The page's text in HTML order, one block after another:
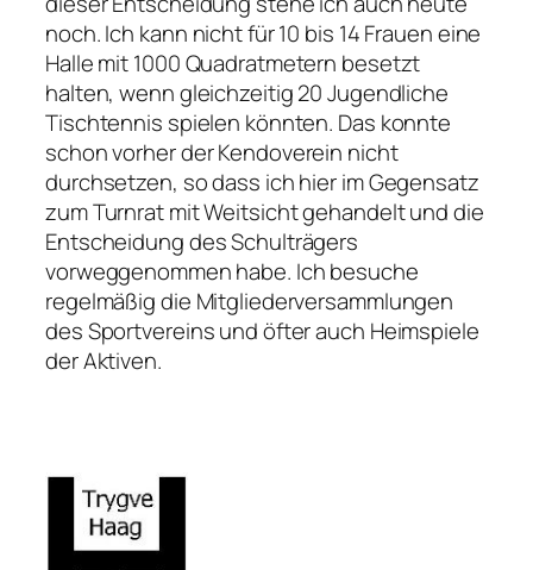
noch. Ich kann nicht für 10 bis 14 Frauen eine
Halle mit 1000 Quadratmetern besetzt
halten, wenn gleichzeitig 20 Jugendliche
Tischtennis spielen könnten. Das konnte
schon vorher der Kendoverein nicht
durchsetzen, so dass ich hier im Gegensatz
zum Turnrat mit Weitsicht gehandelt und die
Entscheidung des Schulträgers
vorweggenommen habe. Ich besuche
regelmäßig die Mitgliederversammlungen
des Sportvereins und öfter auch Heimspiele
der Aktiven.